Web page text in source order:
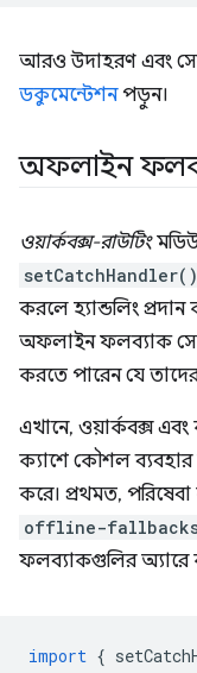
আরও উদাহরণ এবং
ডকুমেন্টেশনপড়ুন।
অফলাইন
ওয়ার্কবক্স-রাউটিং
setCatchHandler()
করলে হ্যান্ডলিং
অফলাইন ফলব্যাক
করতে পারেন যে
এখানে, ওয়ার্কবক্স এবং
ক্যাশে কৌশল
করে। প্রথমত,
offline-
ফলব্যাকগুলির অ্যারে
import {